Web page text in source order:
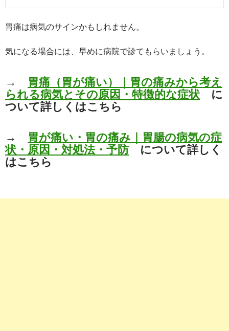
胃痛は病気のサインかもしれません。
気になる場合には、早めに病院で診てもらいましょう。
→
胃痛（胃が痛い）｜胃の痛みから考え
られる病気とその原因・特徴的な症状 に
ついて詳しくはこちら
→
胃が痛い・胃の痛み｜胃腸の病気の症
状・原因・対処法・予防について詳しく
はこちら